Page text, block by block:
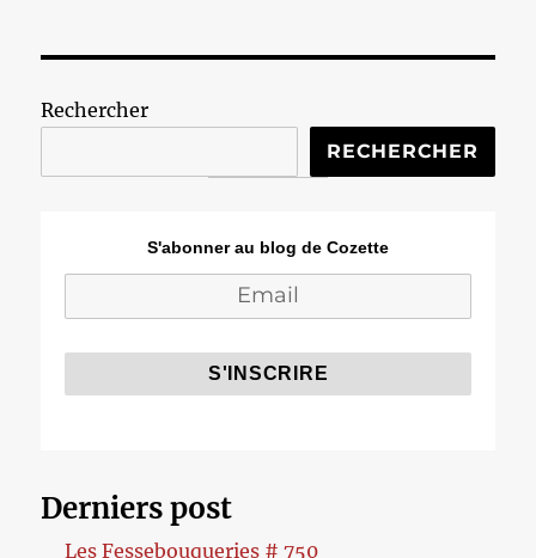
Rechercher
RECHERCHER
S'abonner au blog de Cozette
Derniers post
Les Fessebouqueries # 750